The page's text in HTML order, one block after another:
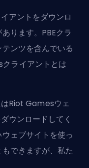
アントをダウンロ
ります。PBEクラ
ンツを含んでいる
ライアントとは
Riot Gamesウェ
ウンロードしてく
ウェブサイトを使っ
できますが、私た